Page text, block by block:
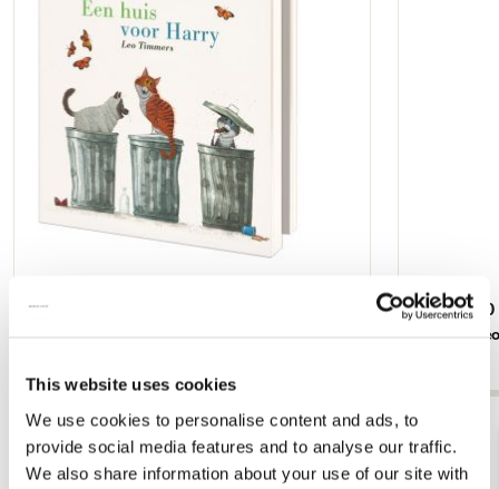
This website uses cookies
We use cookies to personalise content and ads, to
provide social media features and to analyse our traffic.
We also share information about your use of our site with
Kaartenmapje met env, vierkant: Een huis
Puzzel
Olifant',
Bekijk alles van Leo Timmers